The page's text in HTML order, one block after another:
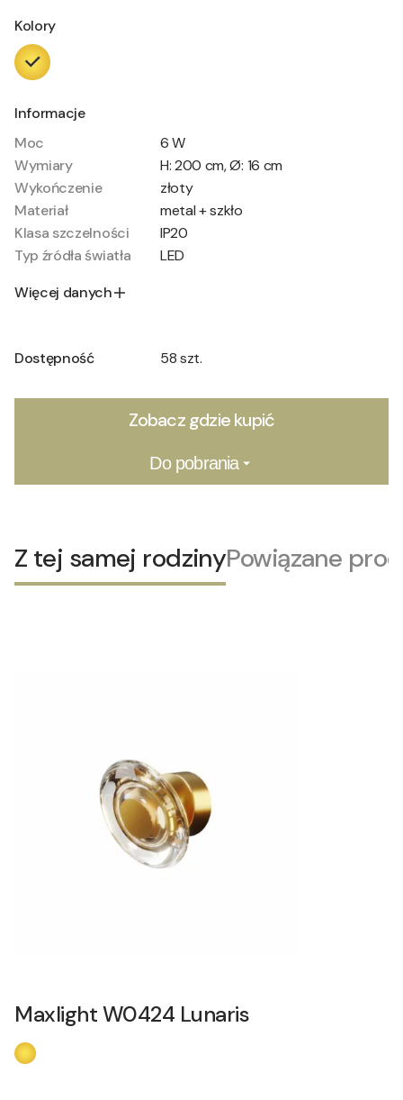
Kolory
Informacje
Moc
6 W
Wymiary
H: 200 cm, Ø: 16 cm
Wykończenie
złoty
Materiał
metal + szkło
Klasa szczelności
IP20
Typ źródła światła
LED
Więcej danych
Dostępność 58 szt.
Zobacz gdzie kupić
Do pobrania
Z tej samej rodzinyPowiązane
Maxlight W0424 Lunaris